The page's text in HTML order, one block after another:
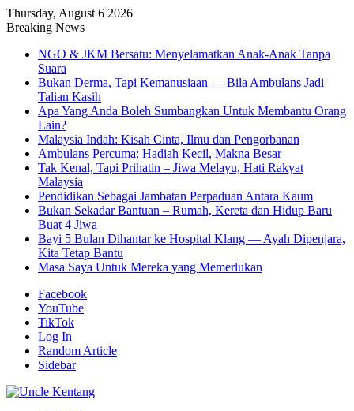
Thursday, August 6 2026
Breaking News
NGO & JKM Bersatu: Menyelamatkan Anak-Anak Tanpa
Suara
Bukan Derma, Tapi Kemanusiaan — Bila Ambulans Jadi
Talian Kasih
Apa Yang Anda Boleh Sumbangkan Untuk Membantu Orang
Lain?
Malaysia Indah: Kisah Cinta, Ilmu dan Pengorbanan
Ambulans Percuma: Hadiah Kecil, Makna Besar
Tak Kenal, Tapi Prihatin – Jiwa Melayu, Hati Rakyat
Malaysia
Pendidikan Sebagai Jambatan Perpaduan Antara Kaum
Bukan Sekadar Bantuan – Rumah, Kereta dan Hidup Baru
Buat 4 Jiwa
Bayi 5 Bulan Dihantar ke Hospital Klang — Ayah Dipenjara,
Kita Tetap Bantu
Masa Saya Untuk Mereka yang Memerlukan
Facebook
YouTube
TikTok
Log In
Random Article
Sidebar